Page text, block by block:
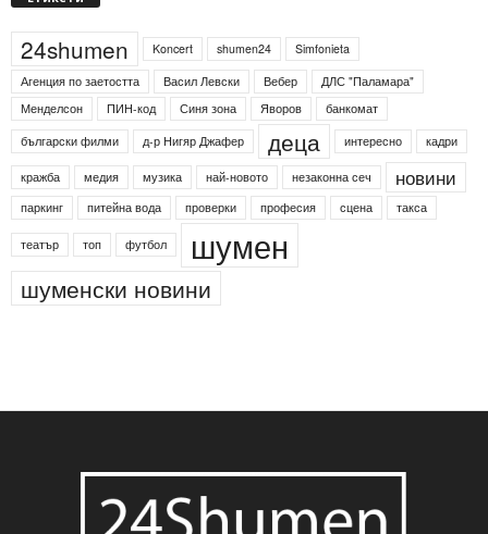
24shumen Koncert shumen24
Simfonieta
Агенция по заетостта
Васил Левски Вебер
ДЛС "Паламара"
Менделсон
ПИН-код Синя зона Яворов
банкомат
български филми
д-р Нигяр Джафер деца интересно кадри
кражба медия музика най-новото незаконна сеч новини
паркинг питейна вода проверки професия сцена такса
театър топ футбол шумен
шуменски новини